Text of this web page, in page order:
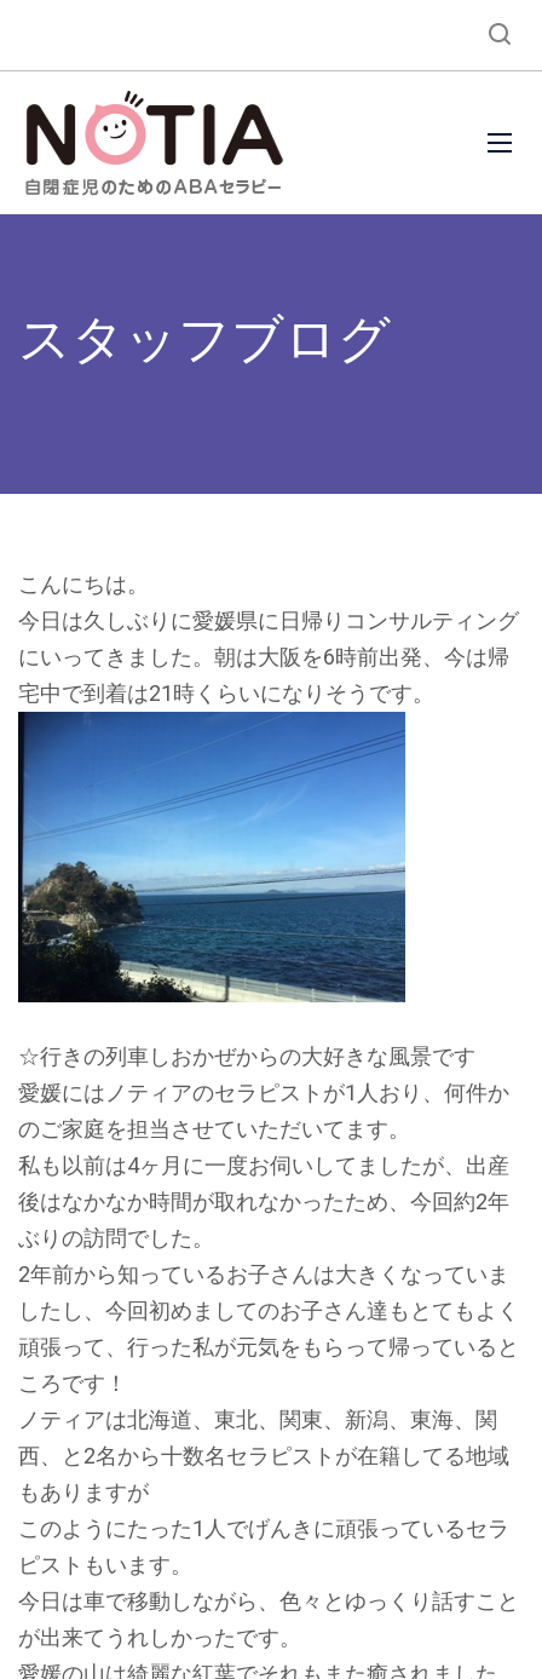
スタッフブログ
こんにちは。
今日は久しぶりに愛媛県に日帰りコンサルティング
にいってきました。朝は大阪を6時前出発、今は帰
宅中で到着は21時くらいになりそうです。
☆行きの列車しおかぜからの大好きな風景です
愛媛にはノティアのセラピストが1人おり、何件か
のご家庭を担当させていただいてます。
私も以前は4ヶ月に一度お伺いしてましたが、出産
後はなかなか時間が取れなかったため、今回約2年
ぶりの訪問でした。
2年前から知っているお子さんは大きくなっていま
したし、今回初めましてのお子さん達もとてもよく
頑張って、行った私が元気をもらって帰っていると
ころです！
ノティアは北海道、東北、関東、新潟、東海、関
西、と2名から十数名セラピストが在籍してる地域
もありますが
このようにたった1人でげんきに頑張っているセラ
ピストもいます。
今日は車で移動しながら、色々とゆっくり話すこと
が出来てうれしかったです。
愛媛の山は綺麗な紅葉でそれもまた癒されました。